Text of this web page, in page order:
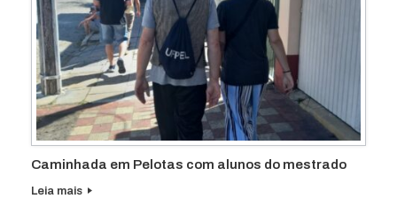
Caminhada em Pelotas com alunos do mestrado
Leia mais